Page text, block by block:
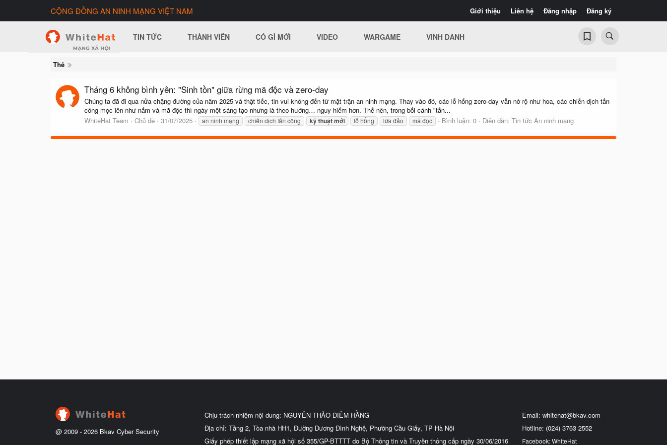
Giới thiệu Liên hệ Đăng nhập Đăng ký
CỘNG ĐỒNG AN NINH MẠNG VIỆT NAM
TIN TỨC THÀNH VIÊN CÓ GÌ MỚI VIDEO WARGAME VINH DANH
Thẻ
Tháng 6 không bình yên: "Sinh tồn" giữa rừng mã độc và zero-day
Chúng ta đã đi qua nửa chặng đường của năm 2025 và thật tiếc, tin vui không đến từ mặt trận an ninh mạng. Thay vào đó, các lỗ hổng zero-day vẫn nở rộ như hoa, các chiến dịch tấn
công mọc lên như nấm và mã độc thì ngày một sáng tạo nhưng là theo hướng… nguy hiểm hơn. Thế nên, trong bối cảnh "tấn...
WhiteHat Team
Chủ đề 31/07/2025 an ninh mạng chiến dịch tấn công kỹthuậtmới lỗ hổng lừa đảo mã độc Bình luận: 0 Diễn đàn: Tin tức An ninh mạng
@ 2009 - 2026 Bkav Cyber Security
Chịu trách nhiệm nội dung: NGUYỄN THẢO DIỄM HẰNG
Địa chỉ: Tầng 2, Tòa nhà HH1, Đường Dương Đình Nghệ, Phường Cầu Giấy, TP Hà Nội
Giấy phép thiết lập mạng xã hội số 355/GP-BTTTT do Bộ Thông tin và Truyền thông cấp ngày 30/06/2016
Email: whitehat@bkav.com
Hotline: (024) 3763 2552
Facebook: WhiteHat